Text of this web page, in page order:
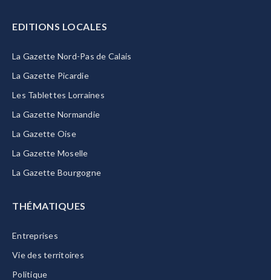
EDITIONS LOCALES
La Gazette Nord-Pas de Calais
La Gazette Picardie
Les Tablettes Lorraines
La Gazette Normandie
La Gazette Oise
La Gazette Moselle
La Gazette Bourgogne
THÉMATIQUES
Entreprises
Vie des territoires
Politique